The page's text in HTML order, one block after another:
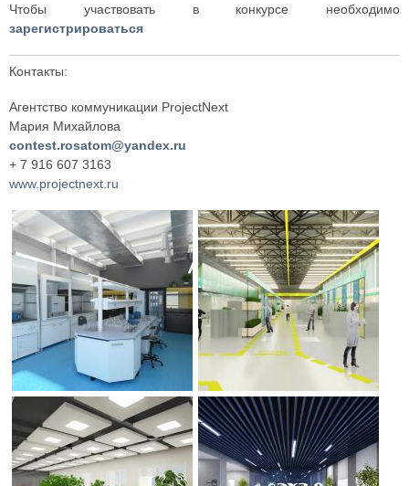
Чтобы участвовать в конкурсе необходимо
зарегистрироваться
Контакты:
Агентство коммуникации ProjectNext
Мария Михайлова
contest.rosatom@yandex.ru
+ 7 916 607 3163
www.projectnext.ru